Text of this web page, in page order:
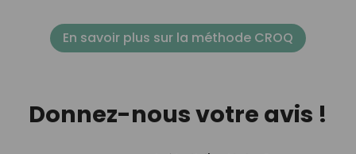
En savoir plus sur la méthode CROQ
Donnez-nous votre avis !